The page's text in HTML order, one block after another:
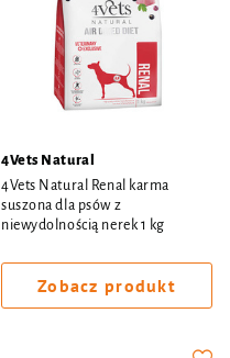
4Vets Natural
4Vets Natural Renal karma
suszona dla psów z
niewydolnością nerek 1 kg
Zobacz produkt